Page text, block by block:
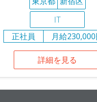
IT
正社員
月給
詳細を見る